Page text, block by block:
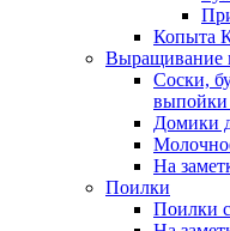
Копыта
Выращивание
Соски,
выпойки
Домики
На
Поилки
Поилки